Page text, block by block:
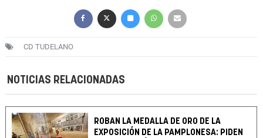
CD TUDELANO
NOTICIAS RELACIONADAS
ROBAN LA MEDALLA DE ORO DE LA
EXPOSICIÓN DE LA PAMPLONESA: PIDEN